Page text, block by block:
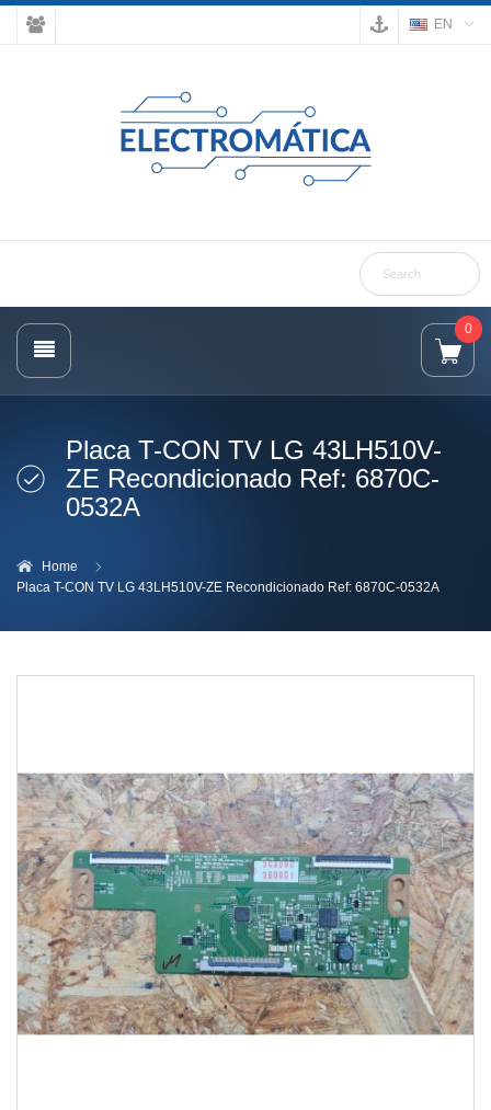
EN
0
Placa T-CON TV LG 43LH510V-
ZE Recondicionado Ref: 6870C-
0532A
Home
Placa T-CON TV LG 43LH510V-ZE Recondicionado Ref: 6870C-0532A